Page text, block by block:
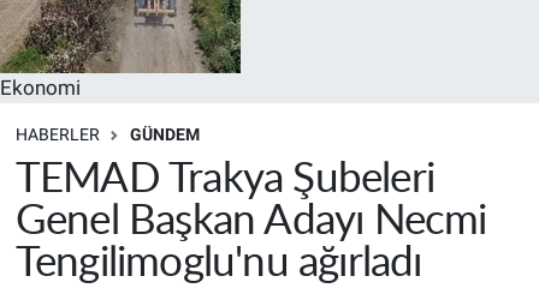
Ekonomi
HABERLER GÜNDEM
TEMAD Trakya Şubeleri
Genel Başkan Adayı Necmi
Tengilimoglu'nu ağırladı